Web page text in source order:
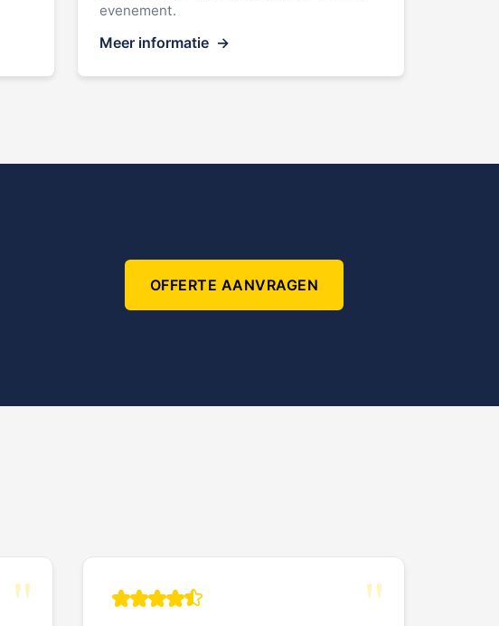
evenement.
Meer informatie
OFFERTE AANVRAGEN